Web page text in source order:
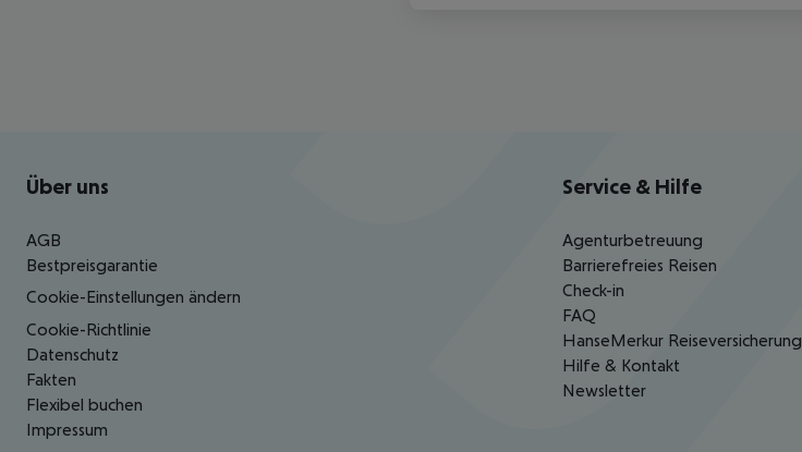
Footer navigation
Über uns
AGB
Bestpreisgarantie
Cookie-Einstellungen ändern
Cookie-Richtlinie
Datenschutz
Fakten
Flexibel buchen
Impressum
Service & Hilfe
Agenturbetreuung
Barrierefreies Reisen
Check-in
FAQ
HanseMerkur Reiseversicherung
Hilfe & Kontakt
Newsletter